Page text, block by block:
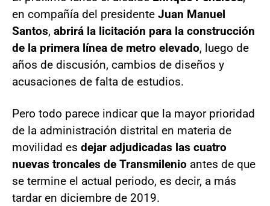
en compañía del presidente Juan Manuel
Santos, abrirá la licitación para la construcción
de la primera línea de metro elevado, luego de
años de discusión, cambios de diseños y
acusaciones de falta de estudios.
Pero todo parece indicar que la mayor prioridad
de la administración distrital en materia de
movilidad es dejar adjudicadas las cuatro
nuevas troncales de Transmilenio antes de que
se termine el actual periodo, es decir, a más
tardar en diciembre de 2019.